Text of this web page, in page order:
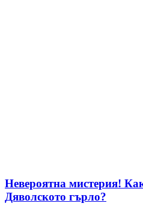
Невероятна мистерия!
Дяволското гърло?